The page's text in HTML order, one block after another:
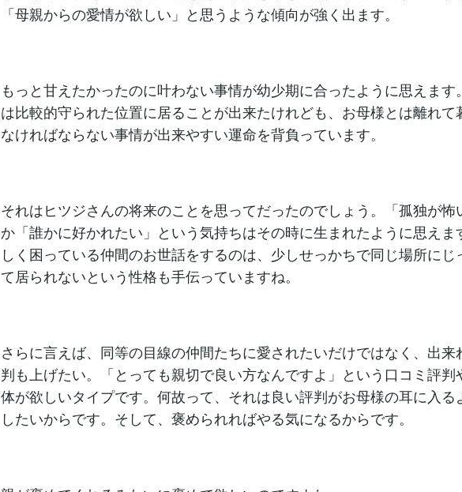
「母親からの愛情が欲しい」と思うような傾向が強く出ます。
もっと甘えたかったのに叶わない事情が幼少期に合ったように思えます
は比較的守られた位置に居ることが出来たけれども、お母様とは離れて
なければならない事情が出来やすい運命を背負っています。
それはヒツジさんの将来のことを思ってだったのでしょう。「孤独が怖
か「誰かに好かれたい」という気持ちはその時に生まれたように思えま
しく困っている仲間のお世話をするのは、少しせっかちで同じ場所にじ
て居られないという性格も手伝っていますね。
さらに言えば、同等の目線の仲間たちに愛されたいだけではなく、出来
判も上げたい。「とっても親切で良い方なんですよ」という口コミ評判
体が欲しいタイプです。何故って、それは良い評判がお母様の耳に入る
したいからです。そして、褒められればやる気になるからです。